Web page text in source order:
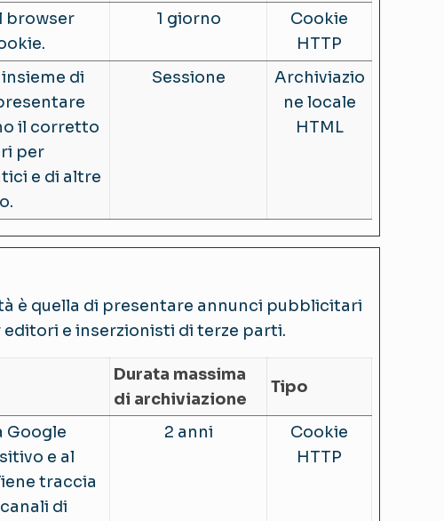
browser
1 giorno
Cookie
HTTP
di
il corretto
per
e di altre
Sessione
Archiviazio
ne locale
HTML
è quella di presentare annunci pubblicitari
e inserzionisti di terze parti.
Durata massima
di archiviazione
Tipo
Google
e al
traccia
di
2 anni
Cookie
HTTP